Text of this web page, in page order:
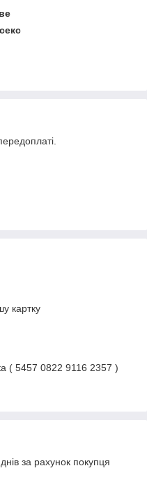
картку
( 5457 0822 9116 2357 )
за рахунок покупця